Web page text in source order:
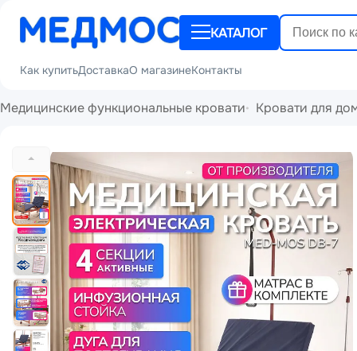
КАТАЛОГ
Как купитьДоставкаО магазинеКонтакты
Медицинские функциональные кровати Кровати для